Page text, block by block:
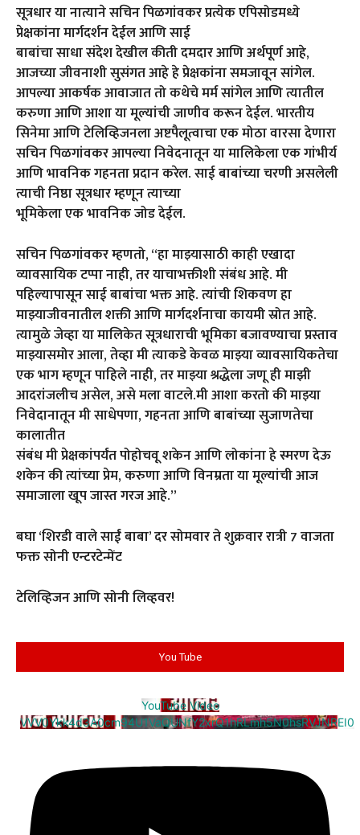
सूत्रधार या नात्याने सचिन पिळगांवकर प्रत्येक एपिसोडमध्ये
प्रेक्षकांना मार्गदर्शन देईल आणि साई
बाबांचा साधा संदेश देखील कीती दमदार आणि अर्थपूर्ण आहे,
आजच्या जीवनाशी सुसंगत आहे हे प्रेक्षकांना समजावून सांगेल.
आपल्या आकर्षक आवाजात तो कथेचे मर्म सांगेल आणि त्यातील
करुणा आणि आशा या मूल्यांची जाणीव करून देईल. भारतीय
सिनेमा आणि टेलिव्हिजनला अष्टपैलूत्वाचा एक मोठा वारसा देणारा
सचिन पिळगांवकर आपल्या निवेदनातून या मालिकेला एक गांभीर्य
आणि भावनिक गहनता प्रदान करेल. साई बाबांच्या चरणी असलेली
त्याची निष्ठा सूत्रधार म्हणून त्याच्या
भूमिकेला एक भावनिक जोड देईल.
सचिन पिळगांवकर म्हणतो, “हा माझ्यासाठी काही एखादा
व्यावसायिक टप्पा नाही, तर याचाभक्तीशी संबंध आहे. मी
पहिल्यापासून साई बाबांचा भक्त आहे. त्यांची शिकवण हा
माझ्याजीवनातील शक्ती आणि मार्गदर्शनाचा कायमी स्रोत आहे.
त्यामुळे जेव्हा या मालिकेत सूत्रधाराची भूमिका बजावण्याचा प्रस्ताव
माझ्यासमोर आला, तेव्हा मी त्याकडे केवळ माझ्या व्यावसायिकतेचा
एक भाग म्हणून पाहिले नाही, तर माझ्या श्रद्धेला जणू ही माझी
आदरांजलीच असेल, असे मला वाटले.मी आशा करतो की माझ्या
निवेदानातून मी साधेपणा, गहनता आणि बाबांच्या सुजाणतेचा
कालातीत
संबंध मी प्रेक्षकांपर्यंत पोहोचवू शकेन आणि लोकांना हे स्मरण देऊ
शकेन की त्यांच्या प्रेम, करुणा आणि विनम्रता या मूल्यांची आज
समाजाला खूप जास्त गरज आहे.”
बघा ‘शिरडी वाले साईं बाबा’ दर सोमवार ते शुक्रवार रात्री 7 वाजता
फक्त सोनी एन्टरटेन्मेंट
टेलिव्हिजन आणि सोनी लिव्हवर!
You Tube
YouTube Video
VVV0Ykk4d3A0cm94U1VaQUNfY2xrQ1hRLmh5N0hsRVJNREI0